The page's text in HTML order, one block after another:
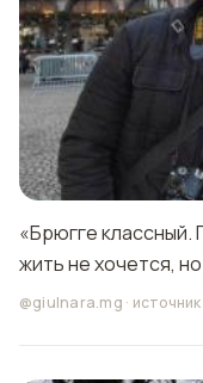
«Брюгге классный.
жить не хочется,
@giulnara.mg · источник